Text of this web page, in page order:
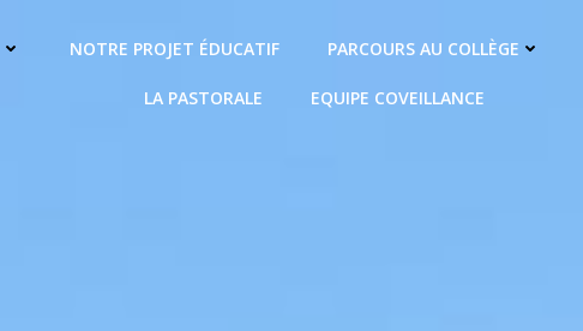
NOTRE PROJET ÉDUCATIF PARCOURS AU COLLÈGE
LA PASTORALE EQUIPE COVEILLANCE